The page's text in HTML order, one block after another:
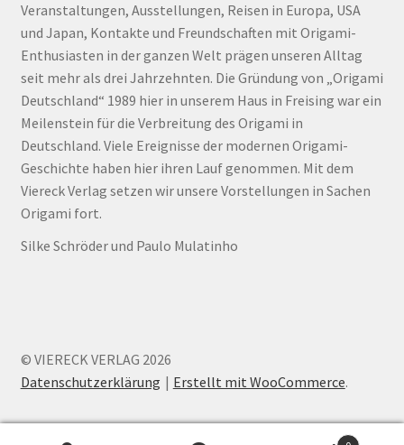
Veranstaltungen, Ausstellungen, Reisen in Europa, USA
und Japan, Kontakte und Freundschaften mit Origami-
Enthusiasten in der ganzen Welt prägen unseren Alltag
seit mehr als drei Jahrzehnten. Die Gründung von „Origami
Deutschland“ 1989 hier in unserem Haus in Freising war ein
Meilenstein für die Verbreitung des Origami in
Deutschland. Viele Ereignisse der modernen Origami-
Geschichte haben hier ihren Lauf genommen. Mit dem
Viereck Verlag setzen wir unsere Vorstellungen in Sachen
Origami fort.
Silke Schröder und Paulo Mulatinho
© VIERECK VERLAG 2026
Datenschutzerklärung
Erstellt mit WooCommerce.